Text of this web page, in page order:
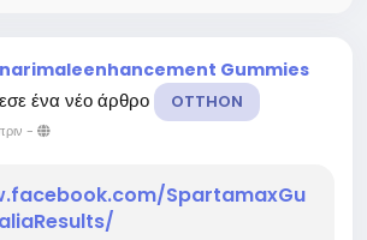
Gummies
ένα νέο άρθρο OTTHON
-
SpartamaxGu